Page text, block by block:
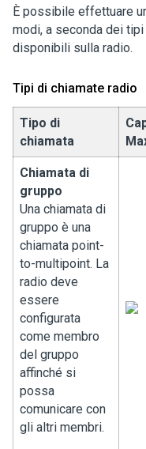
È possibile effettuare
modi, a seconda dei
disponibili sulla radio.
Tipi di chiamate radio
Tipo di
chiamata
Chiamata di
gruppo
Una chiamata di
gruppo è una
chiamata point-
to-multipoint. La
radio deve
essere
configurata
come membro
del gruppo
affinché si
possa
comunicare con
gli altri membri.